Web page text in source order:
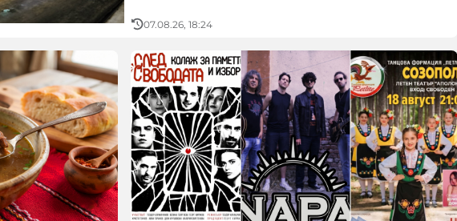
07.08.26, 18:24